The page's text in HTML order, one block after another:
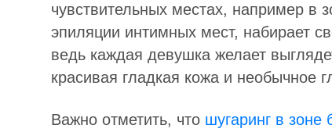
чувствительных местах, например в
эпиляции интимных мест, набирает
ведь каждая девушка желает
красивая гладкая кожа и необычное
Важно отметить, что шугаринг в зоне